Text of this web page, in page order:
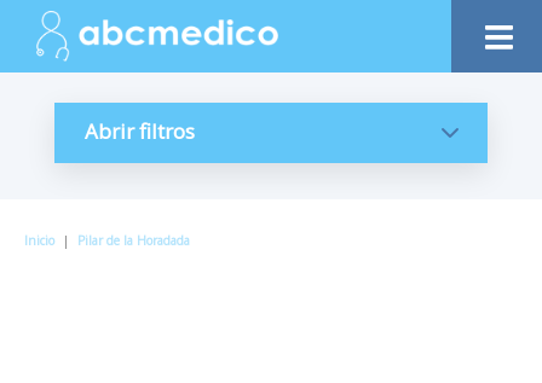
Abrir filtros
Inicio | Pilar de la Horadada